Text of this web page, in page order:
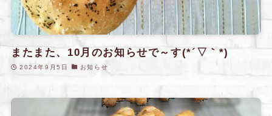
またまた、10月のお知らせで～す(*´▽｀*)
2024年9月5日 お知らせ